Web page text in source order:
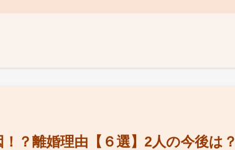
？離婚理由【６選】2人の今後は？